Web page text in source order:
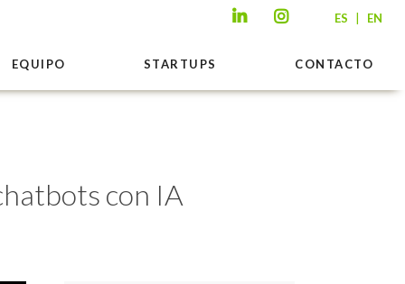
ES | EN
EQUIPO STARTUPS CONTACTO
con IA